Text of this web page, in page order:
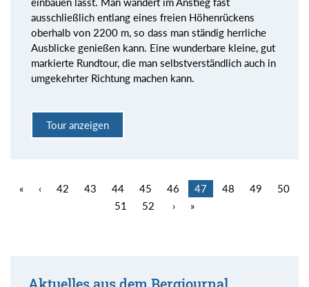
ausschließlich entlang eines freien Höhenrückens
oberhalb von 2200 m, so dass man ständig herrliche
Ausblicke genießen kann. Eine wunderbare kleine, gut
markierte Rundtour, die man selbstverständlich auch in
umgekehrter Richtung machen kann.
Tour anzeigen
« ‹ 42 43 44 45 46 47 48 49
50
51
52 › »